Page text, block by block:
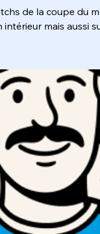
de la coupe du
intérieur mais aussi